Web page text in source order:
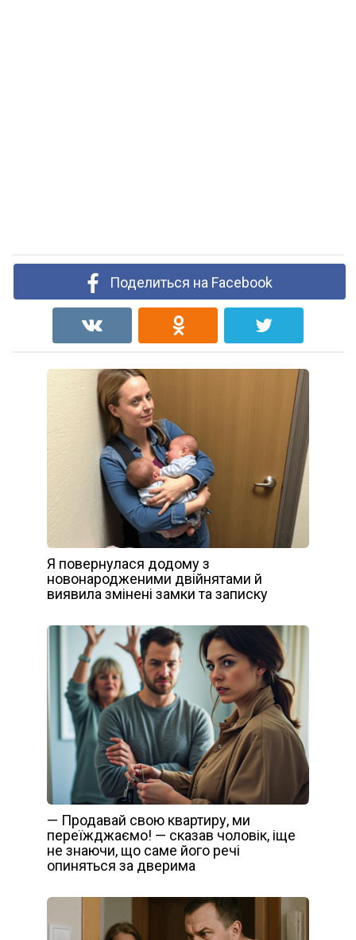
Поделиться на Facebook
Я повернулася додому з
новонародженими двійнятами й
виявила змінені замки та записку
— Продавай свою квартиру, ми
переїжджаємо! — сказав чоловік, іще
не знаючи, що саме його речі
опиняться за дверима